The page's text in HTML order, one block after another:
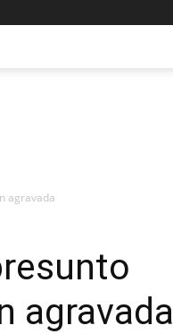
agravada
agravada